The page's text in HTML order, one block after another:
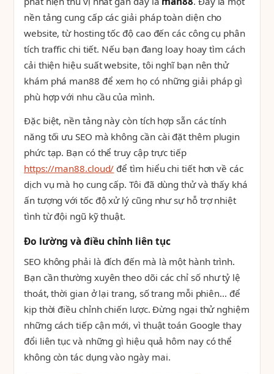
nền tảng cung cấp các giải pháp toàn diện cho
website, từ hosting tốc độ cao đến các công cụ phân
tích traffic chi tiết. Nếu bạn đang loay hoay tìm cách
cải thiện hiệu suất website, tôi nghĩ bạn nên thử
khám phá man88 để xem họ có những giải pháp gì
phù hợp với nhu cầu của mình.
Đặc biệt, nền tảng này còn tích hợp sẵn các tính
năng tối ưu SEO mà không cần cài đặt thêm plugin
phức tạp. Bạn có thể truy cập trực tiếp
https://man88.cloud/ để tìm hiểu chi tiết hơn về các
dịch vụ mà họ cung cấp. Tôi đã dùng thử và thấy khá
ấn tượng với tốc độ xử lý cũng như sự hỗ trợ nhiệt
tình từ đội ngũ kỹ thuật.
Đo lường và điều chỉnh liên tục
SEO không phải là đích đến mà là một hành trình.
Bạn cần thường xuyên theo dõi các chỉ số như tỷ lệ
thoát, thời gian ở lại trang, số trang mỗi phiên... để
kịp thời điều chỉnh chiến lược. Đừng ngại thử nghiệm
những cách tiếp cận mới, vì thuật toán Google thay
đổi liên tục và những gì hiệu quả hôm nay có thể
không còn tác dụng vào ngày mai.